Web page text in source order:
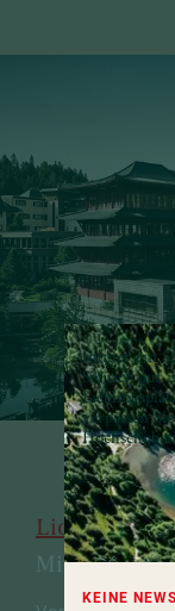
Immer ein
Sie sich auf
verpassen
KEINE NEWS
Mit Blick